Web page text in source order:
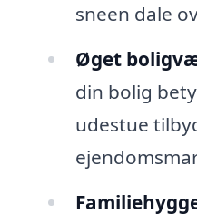
sneen dale
Øget
din bolig
udestue